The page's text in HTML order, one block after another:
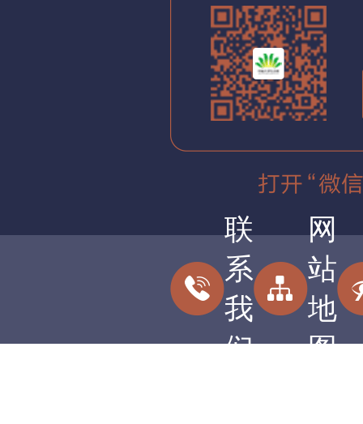
联
系
我
们
网
站
地
图